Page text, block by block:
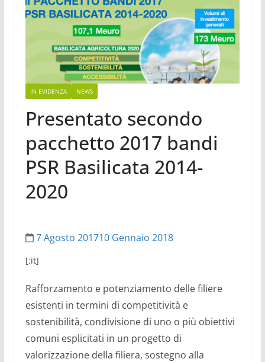
IN EVIDENZA NEWS
Presentato secondo
pacchetto 2017 bandi
PSR Basilicata 2014-
2020
7 Agosto 201710 Gennaio 2018
[:it]
Rafforzamento e potenziamento delle filiere
esistenti in termini di competitività e
sostenibilità, condivisione di uno o più obiettivi
comuni esplicitati in un progetto di
valorizzazione della filiera, sostegno alla